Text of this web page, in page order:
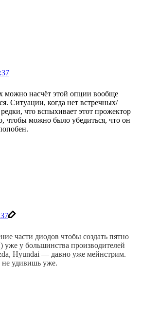
можно насчёт этой опции вообще
Ситуации, когда нет встречных/
что вспыхивает этот прожектор
чтобы можно было убедиться, что он
части диодов чтобы создать пятно
уже у большинства производителей
Hyundai — давно уже мейнстрим.
не удивишь уже.